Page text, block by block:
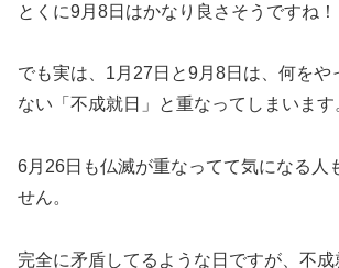
とくに9月8日はかなり良さそうですね！
でも実は、1月27日と9月8日は、何をや
ない 「不成就日」 と重なってしまいます
6月26日も仏滅が重なってて気になる人
せん。
完全に矛盾してるような日ですが、不